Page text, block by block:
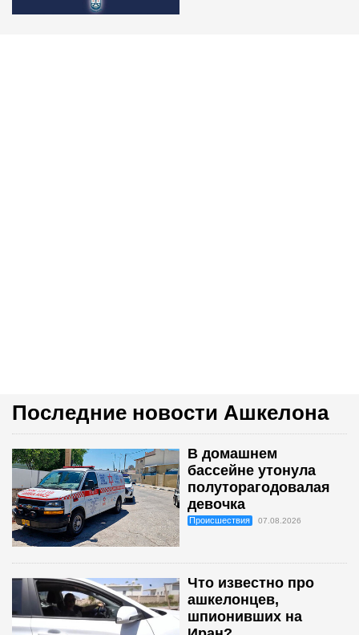
Последние новости Ашкелона
В домашнем
бассейне утонула
полуторагодовалая
девочка
Происшествия 07.08.2026
Что известно про
ашкелонцев,
шпионивших на